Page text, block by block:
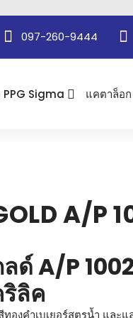
097-260-9444
PPG Sigma แคตาล็อก
A/P
ลด์ A/P
ลิค
องคำเบเยอร์สูตรน้ำ และแ